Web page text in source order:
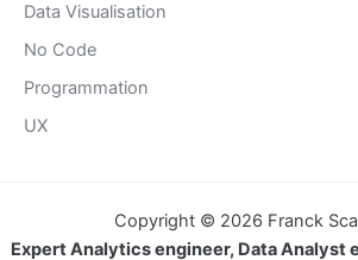
Data Visualisation
No Code
Programmation
UX
Copyright © 2026 Franck
Expert Analytics engineer, Data Analyst